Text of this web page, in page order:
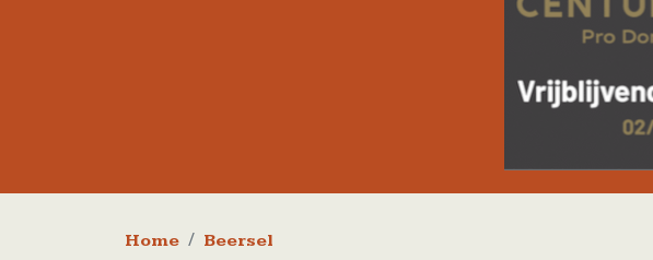
Kruimelpad
Home Beersel